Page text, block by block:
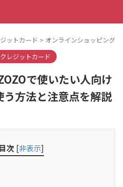
ットカード > オンラインショッピング
レジットカード
で使いたい人向け
う方法と注意点を解説
目次 [非表示]